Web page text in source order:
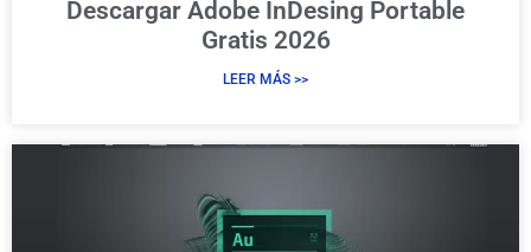
Descargar Adobe InDesing Portable
Gratis 2026
LEER MÁS >>